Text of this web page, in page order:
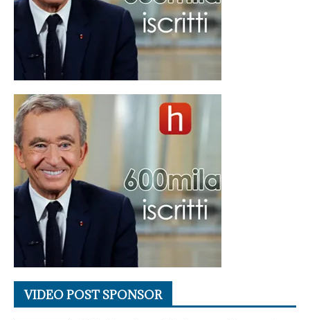
VIDEO POST SPONSOR